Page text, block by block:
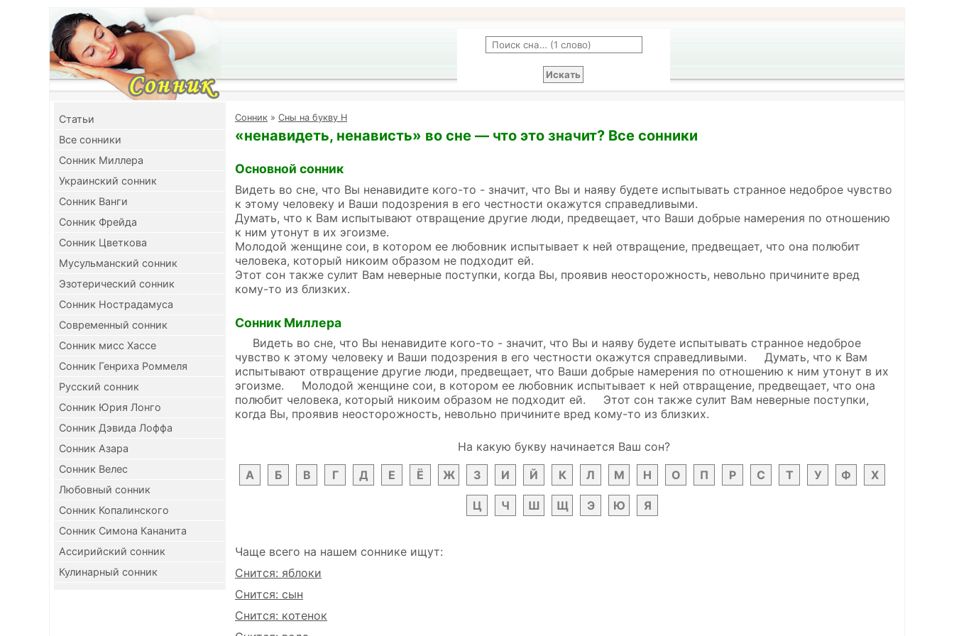
Cтатьи
Все сонники
Сонник Миллера
Украинский сонник
Сонник Ванги
Сонник Фрейда
Сонник Цветкова
Мусульманский сонник
Эзотерический сонник
Сонник Нострадамуса
Современный сонник
Сонник мисс Хассе
Сонник Генриха Роммеля
Русский сонник
Сонник Юрия Лонго
Сонник Дэвида Лоффа
Сонник Азара
Сонник Велес
Любовный сонник
Сонник Копалинского
Сонник Симона Кананита
Ассирийский сонник
Кулинарный сонник
Cонник » Сны на букву Н
«ненавидеть, ненависть» во сне — что это значит? Все сонники
Основной сонник
Видеть во сне, что Вы ненавидите кого-то - значит, что Вы и наяву будете испытывать странное недоброе чувство
к этому человеку и Ваши подозрения в его честности окажутся справедливыми.
Думать, что к Вам испытывают отвращение другие люди, предвещает, что Ваши добрые намерения по отношению
к ним утонут в их эгоизме.
Молодой женщине сои, в котором ее любовник испытывает к ней отвращение, предвещает, что она полюбит
человека, который никоим образом не подходит ей.
Этот сон также сулит Вам неверные поступки, когда Вы, проявив неосторожность, невольно причините вред
кому-то из близких.
Сонник Миллера
Видеть во сне, что Вы ненавидите кого-то - значит, что Вы и наяву будете испытывать странное недоброе
чувство к этому человеку и Ваши подозрения в его честности окажутся справедливыми. Думать, что к Вам
испытывают отвращение другие люди, предвещает, что Ваши добрые намерения по отношению к ним утонут в их
эгоизме. Молодой женщине сои, в котором ее любовник испытывает к ней отвращение, предвещает, что она
полюбит человека, который никоим образом не подходит ей. Этот сон также сулит Вам неверные поступки,
когда Вы, проявив неосторожность, невольно причините вред кому-то из близких.
На какую букву начинается Ваш сон?
А
Б В Г Д Е Ё Ж З И Й К Л М Н О П Р С Т У Ф Х
Ц Ч Ш Щ Э Ю Я
Чаще всего на нашем соннике ищут:
Снится: яблоки
Снится: сын
Снится: котенок